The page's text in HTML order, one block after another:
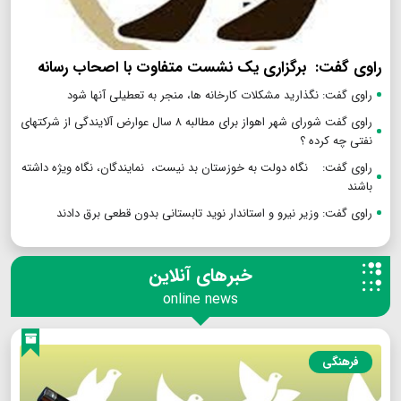
راوی گفت: برگزاری یک نشست متفاوت با اصحاب رسانه
راوی گفت: نگذارید مشکلات کارخانه ها، منجر به تعطیلی آنها شود
راوی گفت شورای شهر اهواز برای مطالبه ۸ سال عوارض آلایندگی از شرکتهای
نفتی چه کرده ؟
راوی گفت: نگاه دولت به خوزستان بد نیست، نمایندگان، نگاه ویژه داشته
باشند
راوی گفت: وزیر نیرو و استاندار نوید تابستانی بدون قطعی برق دادند
خبرهای آنلاین
online news
فرهنگی